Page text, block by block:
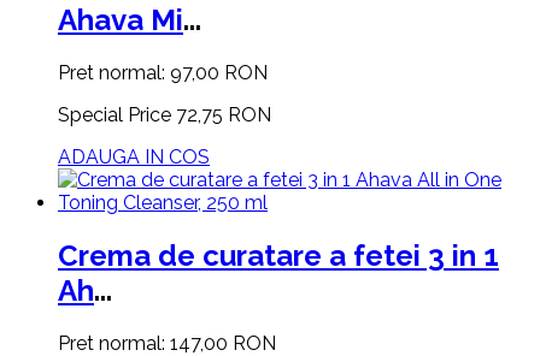
Ahava Mi...
Pret normal: 97,00 RON
Special Price 72,75 RON
ADAUGA IN COS
Crema de curatare a fetei 3 in 1
Ah...
Pret normal: 147,00 RON